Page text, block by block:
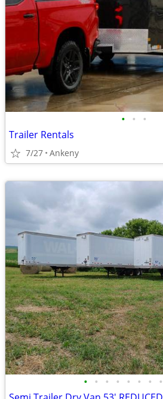
• • •
Trailer Rentals
7/27 Ankeny
• • • • • • • •